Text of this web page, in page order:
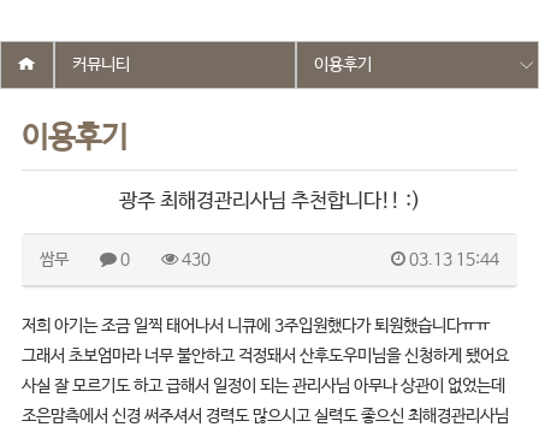
이용후기
커뮤니티 이용후기
광주 최해경관리사님 추천합니다!! :)
쌈무 0 430 03.13 15:44
저희 아기는 조금 일찍 태어나서 니큐에 3주입원했다가 퇴원했습니다ㅠㅠ
그래서 초보엄마라 너무 불안하고 걱정돼서 산후도우미님을 신청하게 됐어요
사실 잘 모르기도 하고 급해서 일정이 되는 관리사님 아무나 상관이 없었는데
조은맘측에서 신경 써주셔서 경력도 많으시고 실력도 좋으신 최해경관리사님